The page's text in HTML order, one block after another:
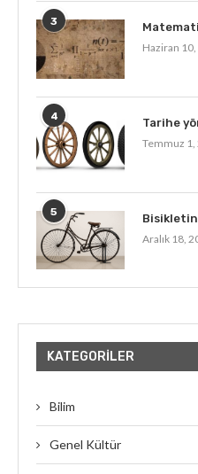
3
Haziran
4
Tarihe
Temmuz 1,
5
Aralık 18,
KATEGORILER
Bilim
Genel Kültür